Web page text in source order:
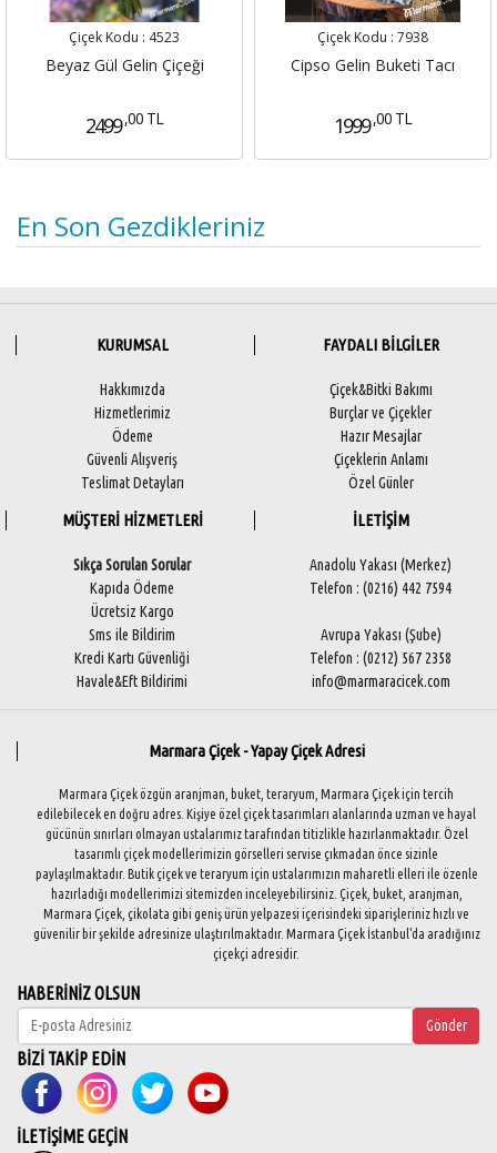
Çiçek Kodu : 4523
Beyaz Gül Gelin Çiçeği
2499 ,00 TL
Çiçek Kodu : 7938
Cipso Gelin Buketi Tacı
1999 ,00 TL
En Son Gezdikleriniz
KURUMSAL
Hakkımızda
Hizmetlerimiz
Ödeme
Güvenli Alışveriş
Teslimat Detayları
FAYDALI BİLGİLER
Çiçek&Bitki Bakımı
Burçlar ve Çiçekler
Hazır Mesajlar
Çiçeklerin Anlamı
Özel Günler
MÜŞTERİ HİZMETLERİ
Sıkça Sorulan Sorular
Kapıda Ödeme
Ücretsiz Kargo
Sms ile Bildirim
Kredi Kartı Güvenliği
Havale&Eft Bildirimi
İLETİŞİM
Anadolu Yakası (Merkez)
Telefon : (0216) 442 7594
Avrupa Yakası (Şube)
Telefon : (0212) 567 2358
info@marmaracicek.com
Marmara Çiçek - Yapay Çiçek Adresi
Marmara Çiçek özgün aranjman, buket, teraryum, Marmara Çiçek için tercih
edilebilecek en doğru adres. Kişiye özel çiçek tasarımları alanlarında uzman ve hayal
gücünün sınırları olmayan ustalarımız tarafından titizlikle hazırlanmaktadır. Özel
tasarımlı çiçek modellerimizin görselleri servise çıkmadan önce sizinle
paylaşılmaktadır. Butik çiçek ve teraryum için ustalarımızın maharetli elleri ile özenle
hazırladığı modellerimizi sitemizden inceleyebilirsiniz. Çiçek, buket, aranjman,
Marmara Çiçek, çikolata gibi geniş ürün yelpazesi içerisindeki siparişleriniz hızlı ve
güvenilir bir şekilde adresinize ulaştırılmaktadır. Marmara Çiçek İstanbul'da aradığınız
çiçekçi adresidir.
HABERİNİZ OLSUN
Gönder
BİZİ TAKİP EDİN
İLETİŞİME GEÇİN